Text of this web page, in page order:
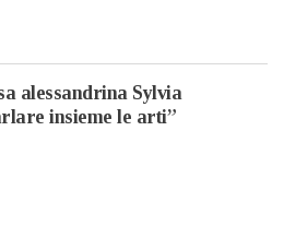
alessandrina Sylvia
insieme le arti”